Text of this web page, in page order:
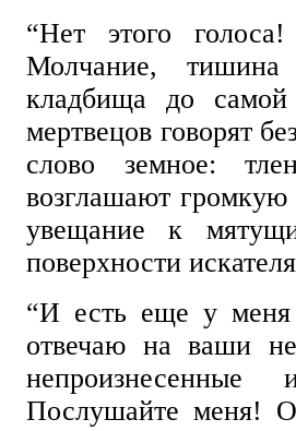
“Нет этого
Молчание,
кладбища до
мертвецов говорят
слово земное:
возглашают громкую
увещание к
поверхности
“И есть еще у
отвечаю на ваши
Послушайте меня!